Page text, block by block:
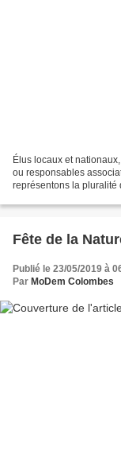
Élus locaux et
ou responsables
représentons la pluralité
Fête de la
Publié le 23/05/2019 à
Par MoDem Colombes